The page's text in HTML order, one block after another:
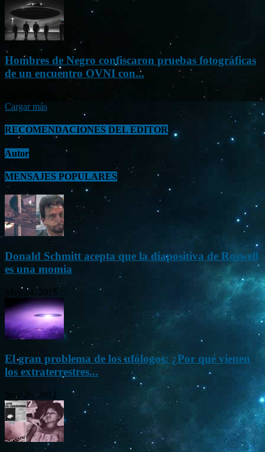
Hombres de Negro confiscaron pruebas fotográficas
de un encuentro OVNI con...
Cargar más
RECOMENDACIONES DEL EDITOR
Autor
MENSAJES POPULARES
Donald Schmitt acepta que la diapositiva de Roswell
es una momia
May 14, 2015
El gran problema de los ufólogos: ¿Por qué vienen
los extraterrestres...
Nov 26, 2012